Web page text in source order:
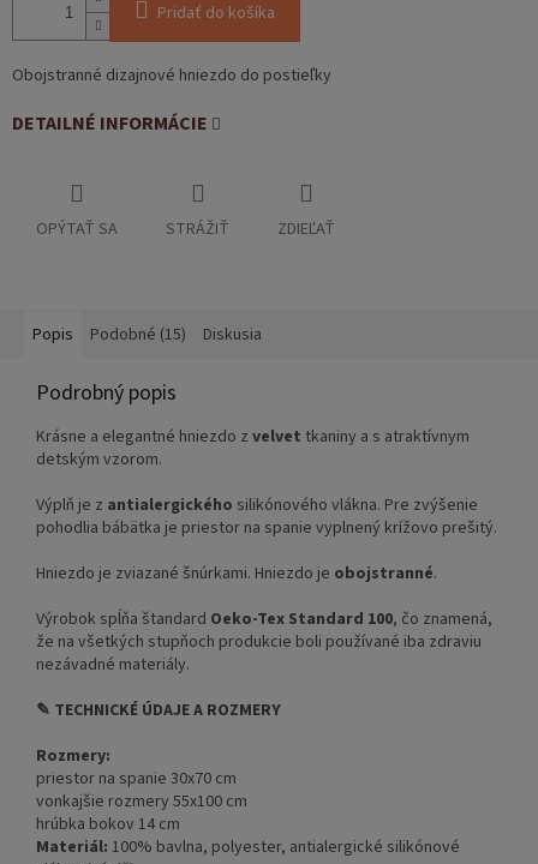
Pridať do košíka
Obojstranné dizajnové hniezdo do postieľky
DETAILNÉ INFORMÁCIE
OPÝTAŤ SA STRÁŽIŤ ZDIEĽAŤ
Popis Podobné (15) Diskusia
Podrobný popis
Krásne a elegantné hniezdo z velvet tkaniny a s atraktívnym
detským vzorom.
Výplň je z antialergického silikónového vlákna. Pre zvýšenie
pohodlia bábätka je priestor na spanie vyplnený krížovo prešitý.
Hniezdo je zviazané šnúrkami. Hniezdo je obojstranné.
Výrobok spĺňa štandard Oeko-Tex Standard 100, čo znamená,
že na všetkých stupňoch produkcie boli používané iba zdraviu
nezávadné materiály.
✎ TECHNICKÉ ÚDAJE A ROZMERY
Rozmery:
priestor na spanie 30x70 cm
vonkajšie rozmery 55x100 cm
hrúbka bokov 14 cm
Materiál: 100% bavlna, polyester, antialergické silikónové